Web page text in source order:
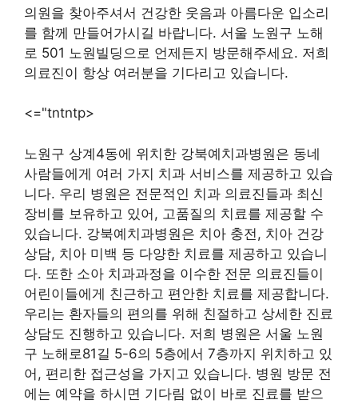
의원을 찾아주셔서 건강한 웃음과 아름다운 입소리
를 함께 만들어가시길 바랍니다. 서울 노원구 노해
로 501 노원빌딩으로 언제든지 방문해주세요. 저희
의료진이 항상 여러분을 기다리고 있습니다.
<="tntntp>
노원구 상계4동에 위치한 강북예치과병원은 동네
사람들에게 여러 가지 치과 서비스를 제공하고 있습
니다. 우리 병원은 전문적인 치과 의료진들과 최신
장비를 보유하고 있어, 고품질의 치료를 제공할 수
있습니다. 강북예치과병원은 치아 충전, 치아 건강
상담, 치아 미백 등 다양한 치료를 제공하고 있습니
다. 또한 소아 치과과정을 이수한 전문 의료진들이
어린이들에게 친근하고 편안한 치료를 제공합니다.
우리는 환자들의 편의를 위해 친절하고 상세한 진료
상담도 진행하고 있습니다. 저희 병원은 서울 노원
구 노해로81길 5-6의 5층에서 7층까지 위치하고 있
어, 편리한 접근성을 가지고 있습니다. 병원 방문 전
에는 예약을 하시면 기다림 없이 바로 진료를 받으